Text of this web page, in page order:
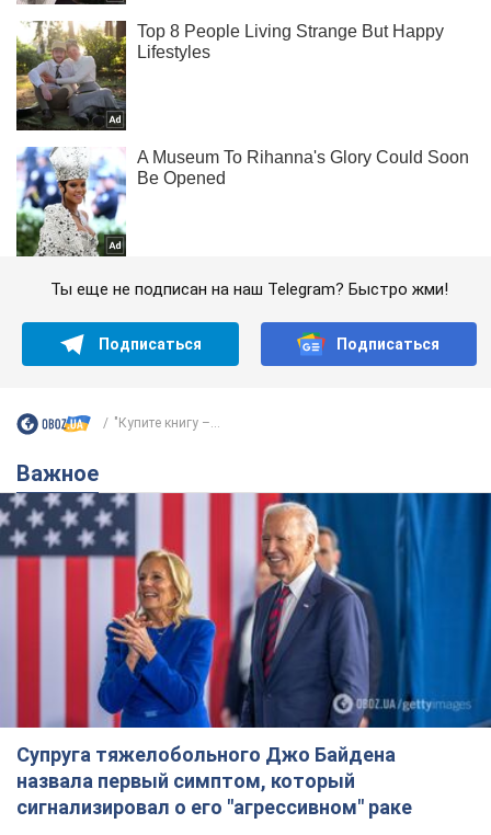
Ты еще не подписан на наш Telegram? Быстро жми!
Подписаться Подписаться
"Купите книгу –...
Важное
Супруга тяжелобольного Джо Байдена
назвала первый симптом, который
сигнализировал о его "агрессивном" раке